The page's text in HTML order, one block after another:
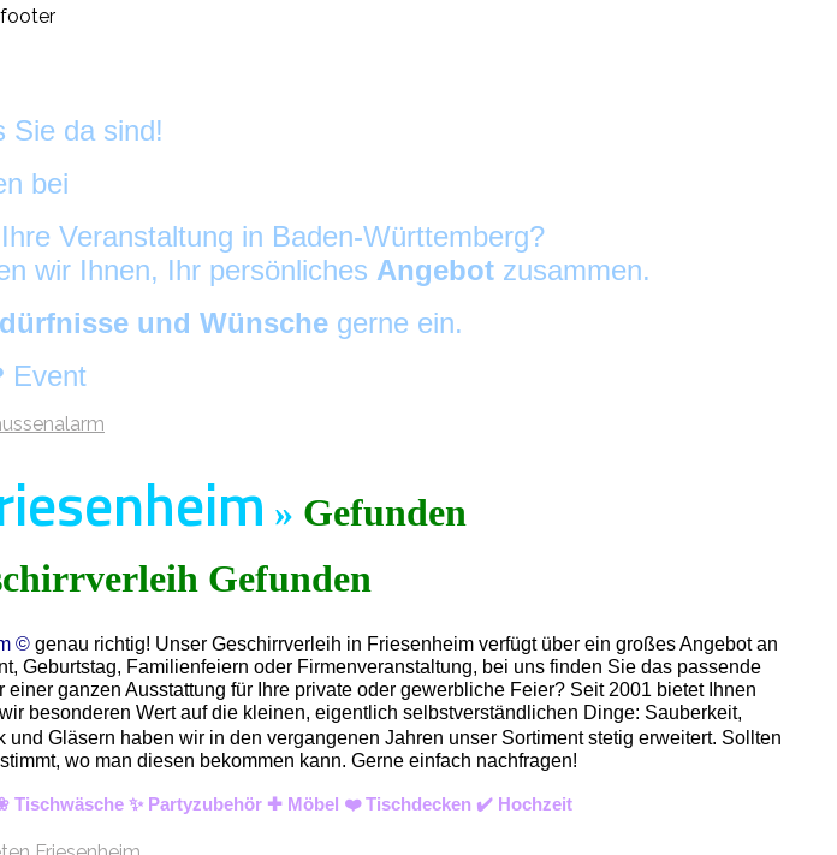
Sie da sind!
bei
Veranstaltung in Baden-Württemberg?
wir Ihnen, Ihr persönliches Angebot zusammen.
und Wünsche gerne ein.
Event
» Gefunden
©genau richtig! Unser Geschirrverleih in Friesenheim verfügt über ein großes Angebot an
Geburtstag, Familienfeiern oder Firmenveranstaltung, bei uns finden Sie das passende
ganzen Ausstattung für Ihre private oder gewerbliche Feier? Seit 2001 bietet Ihnen
besonderen Wert auf die kleinen, eigentlich selbstverständlichen Dinge: Sauberkeit,
Gläsern haben wir in den vergangenen Jahren unser Sortiment stetig erweitert. Sollten
wo man diesen bekommen kann. Gerne einfach nachfragen!
✨ Partyzubehör ✚ Möbel ❤️ Tischdecken ✔️ Hochzeit